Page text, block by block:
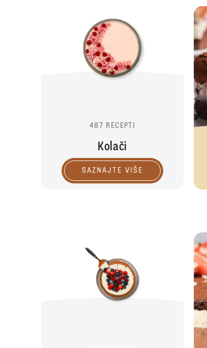
487 RECEPTI
Kolači
SAZNAJTE VIŠE